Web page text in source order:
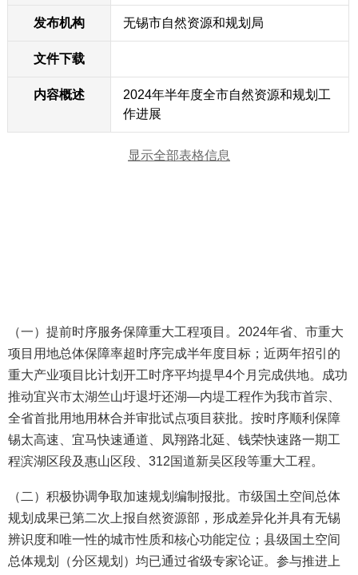
发布机构 无锡市自然资源和规划局
文件下载
内容概述
2024年半年度全市自然资源和规划工
作进展
显示全部表格信息
（一）提前时序服务保障重大工程项目。2024年省、市重大
项目用地总体保障率超时序完成半年度目标；近两年招引的
重大产业项目比计划开工时序平均提早4个月完成供地。成功
推动宜兴市太湖竺山圩退圩还湖—内堤工程作为我市首宗、
全省首批用地用林合并审批试点项目获批。按时序顺利保障
锡太高速、宜马快速通道、凤翔路北延、钱荣快速路一期工
程滨湖区段及惠山区段、312国道新吴区段等重大工程。
（二）积极协调争取加速规划编制报批。市级国土空间总体
规划成果已第二次上报自然资源部，形成差异化并具有无锡
辨识度和唯一性的城市性质和核心功能定位；县级国土空间
总体规划（分区规划）均已通过省级专家论证。参与推进上